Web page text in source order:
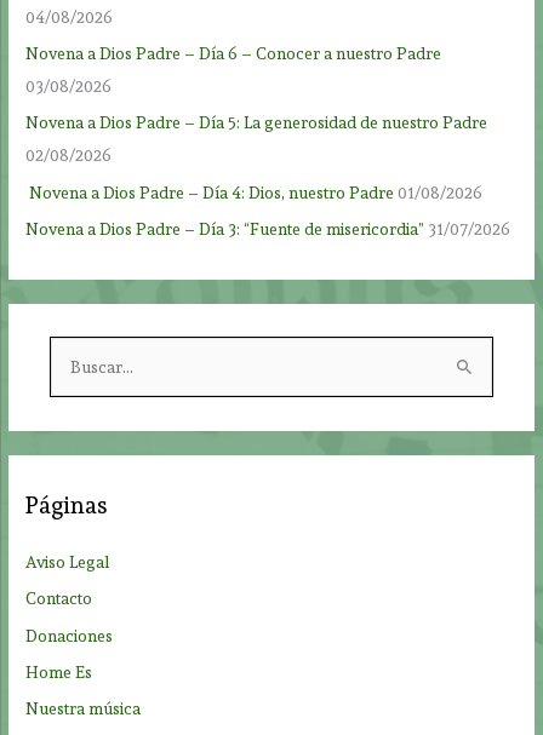
04/08/2026
Novena a Dios Padre – Día 6 – Conocer a nuestro Padre
03/08/2026
Novena a Dios Padre – Día 5: La generosidad de nuestro Padre
02/08/2026
Novena a Dios Padre – Día 4: Dios, nuestro Padre 01/08/2026
Novena a Dios Padre – Día 3: “Fuente de misericordia” 31/07/2026
c
r
:
Páginas
Aviso Legal
Contacto
Donaciones
Home Es
Nuestra música